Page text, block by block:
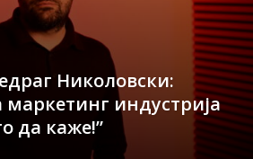
Николовски:
индустрија
да каже!”